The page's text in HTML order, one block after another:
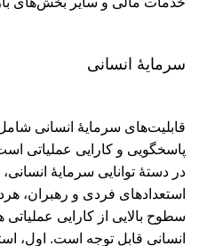
سرمایۀ انسانی
قابلیت‌های سرمایۀ انسانی
پاسخگویی و کارایی عملیاتی
در دستۀ توانایی سرمایۀ
استعدادهای فردی و رهبران،
سطوح بالایی از کارایی
انسانی قابل توجه است. اول،